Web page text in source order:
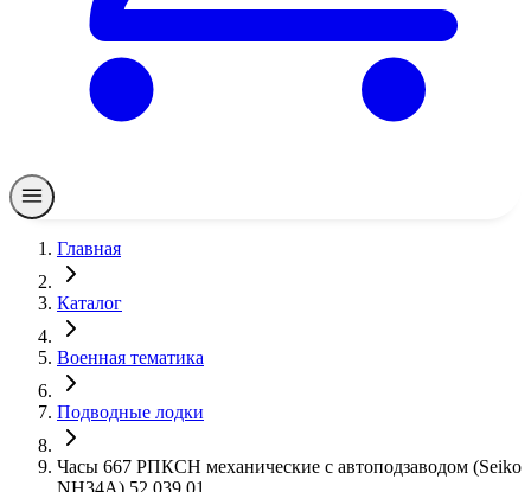
Главная
Каталог
Военная тематика
Подводные лодки
Часы 667 РПКСН механические с автоподзаводом (Seiko
NH34A) 52.039.01